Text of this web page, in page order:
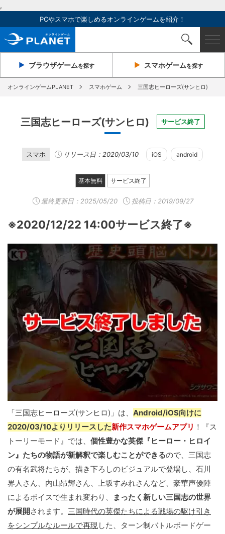
,
PCやスマホで楽しめるオンラインゲームを紹介！
ブラウザゲームを探す スマホゲームを探す
オンラインゲームPLANET スマホゲーム 三国志ヒーローズ(サンヒロ)
三国志ヒーローズ(サンヒロ) サービス終了
スマホ リリース日：2020/03/10 iOS android
基本無料 サービス終了
最終更新日： 2025/05/20 投稿日：2019/09/27
※2020/12/22 14:00サービス終了※
「三国志ヒーローズ(サンヒロ)」は、 Android/iOS向けに
2020/03/10よりリリースした新作スマホゲームアプリ ！『ス
トーリーモード』では、 個性豊かな英傑『ヒーロー・ヒロイ
ン』たちの物語が新解釈で楽しむことができるので、三国志
の有名武将たちが、描き下ろしのビジュアルで登場し、石川
界人さん、内山昂輝さん、上坂すみれさんなど、豪華声優陣
によるボイスで生まれ変わり、
まったく新しい三国志の世界
が展開されます。 三国時代の英傑たちによる戦場の駆け引き
をシンプルなルールで再現した、ターン制バトルボードゲー